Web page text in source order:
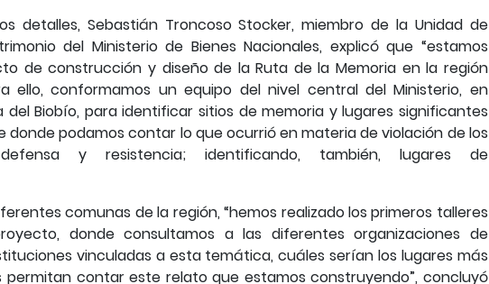
detalles, Sebastián Troncoso Stocker, miembro de la Unidad de
del Ministerio de Bienes Nacionales, explicó que “estamos
de construcción y diseño de la Ruta de la Memoria en la región
ello, conformamos un equipo del nivel central del Ministerio, en
Biobío, para identificar sitios de memoria y lugares significantes
donde podamos contar lo que ocurrió en materia de violación de los
y resistencia; identificando, también, lugares de
comunas de la región, “hemos realizado los primeros talleres
donde consultamos a las diferentes organizaciones de
vinculadas a esta temática, cuáles serían los lugares más
permitan contar este relato que estamos construyendo”, concluyó